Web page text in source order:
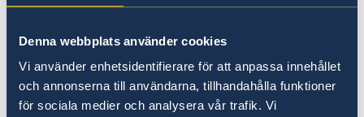
Denna webbplats använder cookies
Vi använder enhetsidentifierare för att anpassa innehållet
och annonserna till användarna, tillhandahålla funktioner
för sociala medier och analysera vår trafik. Vi
Blanketten på engelska/english
För barn födda i Bangladesh: Legaliserat
födelsebevis, det vill säga "Birth Certificate
Registry" ska uppvisas, liksom beslut om
barnets namn och samordningsnummer.